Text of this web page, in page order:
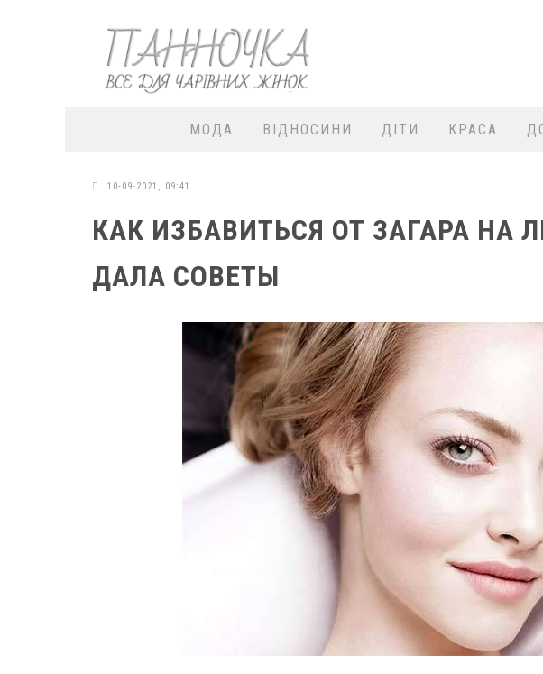
МОДА ВІДНОСИНИ ДІТИ КРАСА
10-09-2021, 09:41
КАК ИЗБАВИТЬСЯ ОТ ЗАГАРА НА
ДАЛА СОВЕТЫ